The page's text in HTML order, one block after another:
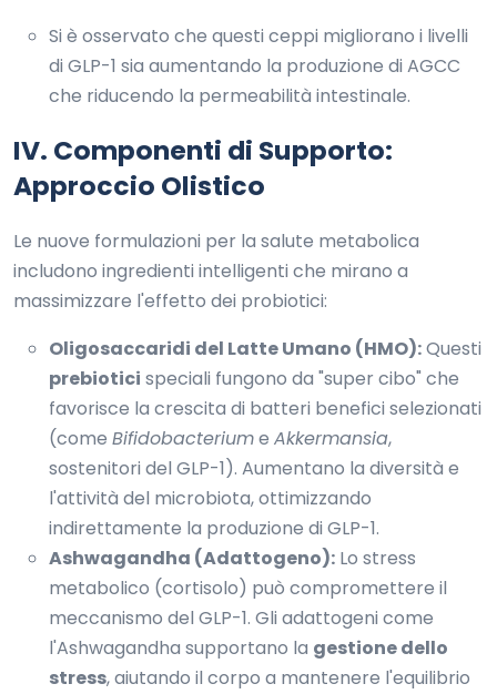
Si è osservato che questi ceppi migliorano i livelli
di GLP-1 sia aumentando la produzione di AGCC
che riducendo la permeabilità intestinale.
IV. Componenti di Supporto:
Approccio Olistico
Le nuove formulazioni per la salute metabolica
includono ingredienti intelligenti che mirano a
massimizzare l'effetto dei probiotici:
Oligosaccaridi del Latte Umano (HMO):Questi
prebiotici speciali fungono da "super cibo" che
favorisce la crescita di batteri benefici selezionati
(come Bifidobacteriume Akkermansia,
sostenitori del GLP-1). Aumentano la diversità e
l'attività del microbiota, ottimizzando
indirettamente la produzione di GLP-1.
Ashwagandha (Adattogeno): Lo stress
metabolico (cortisolo) può compromettere il
meccanismo del GLP-1. Gli adattogeni come
l'Ashwagandha supportano la gestione dello
stress, aiutando il corpo a mantenere l'equilibrio